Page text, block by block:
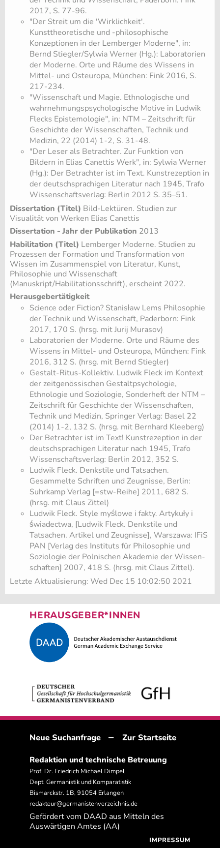
2017, S. 77-96.
"Der Streit um die 'Wirklichkeit'.
Kunsttheoretische und -philosophische
Konzeptionen in der Lemberger Moderne", in:
Bernd Stiegler/Sylwia Werner (Hg.): Laboratorien
der Moderne. Orte und Räume des Wissens in
Mittel- und Osteuropa, München: Fink 2016, S.
217-234.
"Wissenschaft und Magie. Ethnologische und
wahrnehmungspsychologische Motive in Ludwik
Flecks Epistemologie", in: NTM – Zeitschrift für
Geschichte der Wissenschaften, Technik und
Medizin, 22 (2014) 1-2, S. 31-48.
"Der Leser als Betrachter. Zur Funktion von
Bildern in Elias Canettis Werk", in: Sylwia Werner
(Hg.): Der Betrachter ist im Text. Kunstrezeption in
der deutschsprachigen Literatur nach 1945, Trafo
Wissenschaftsverlag: Berlin 2012 S. 35–51.
Dissertation (Titel) Bild-Lektüren. Studien zur
Visualität von Werken Elias Canettis
Dissertation - Jahr der Publikation 2013
Habilitation (Titel) Lemberger Moderne. Studien zu
Prozessen der Formation und Transformation von
Wissen im Zusammenspiel von Literatur, Kunst,
Philosophie und Wissenschaft
(Manuskript/Habilitationsschrift), erscheint 2022.
Herausgebertätigkeit
Science oder Fiction? Stanisław Lems Philosophie
der Technik und Wissenschaft, Paderborn: Fink
2017, 170 S. (hrsg. mit Jurij Murasov)
Laboratorien der Moderne. Orte und Räume des
Wissens in Mittel- und Osteuropa, München: Fink
2016, 312 S. (hrsg. mit Bernd Stiegler)
Gestalt-Ritus-Kollektiv. Ludwik Fleck im Kontext
der zeitgenössischen Gestaltpsychologie,
Ethnologie und Soziologie, Sonderheft der NTM –
Zeitschrift für Geschichte der Wissenschaften,
Technik und Medizin, Springer Verlag: Basel 22
(2014) 1-2, 132 S. (hrsg. mit Bernhard Kleeberg)
Der Betrachter ist im Text! Kunstrezeption in der
deutschsprachigen Literatur nach 1945, Trafo
Wissenschaftsverlag: Berlin 2012, 352 S.
Ludwik Fleck. Denkstile und Tatsachen.
Gesammelte Schriften und Zeugnisse, Berlin:
Suhrkamp Verlag [=stw-Reihe] 2011, 682 S.
(hrsg. mit Claus Zittel)
Ludwik Fleck. Style myślowe i fakty. Artykuły i
świadectwa, [Ludwik Fleck. Denkstile und
Tatsachen. Artikel und Zeugnisse], Warszawa: IFiS
PAN [Verlag des Instituts für Philosophie und
Soziologie der Polnischen Akademie der Wissen-
schaften] 2007, 418 S. (hrsg. mit Claus Zittel).
Letzte Aktualisierung: Wed Dec 15 10:02:50 2021
HERAUSGEBER*INNEN
Neue Suchanfrage – Zur Startseite
Redaktion und technische Betreuung
Prof. Dr. Friedrich Michael Dimpel
Dept. Germanistik und Komparatistik
Bismarckstr. 1B, 91054 Erlangen
redakteur@germanistenverzeichnis.de
Gefördert vom DAAD aus Mitteln des
Auswärtigen Amtes (AA)
IMPRESSUM